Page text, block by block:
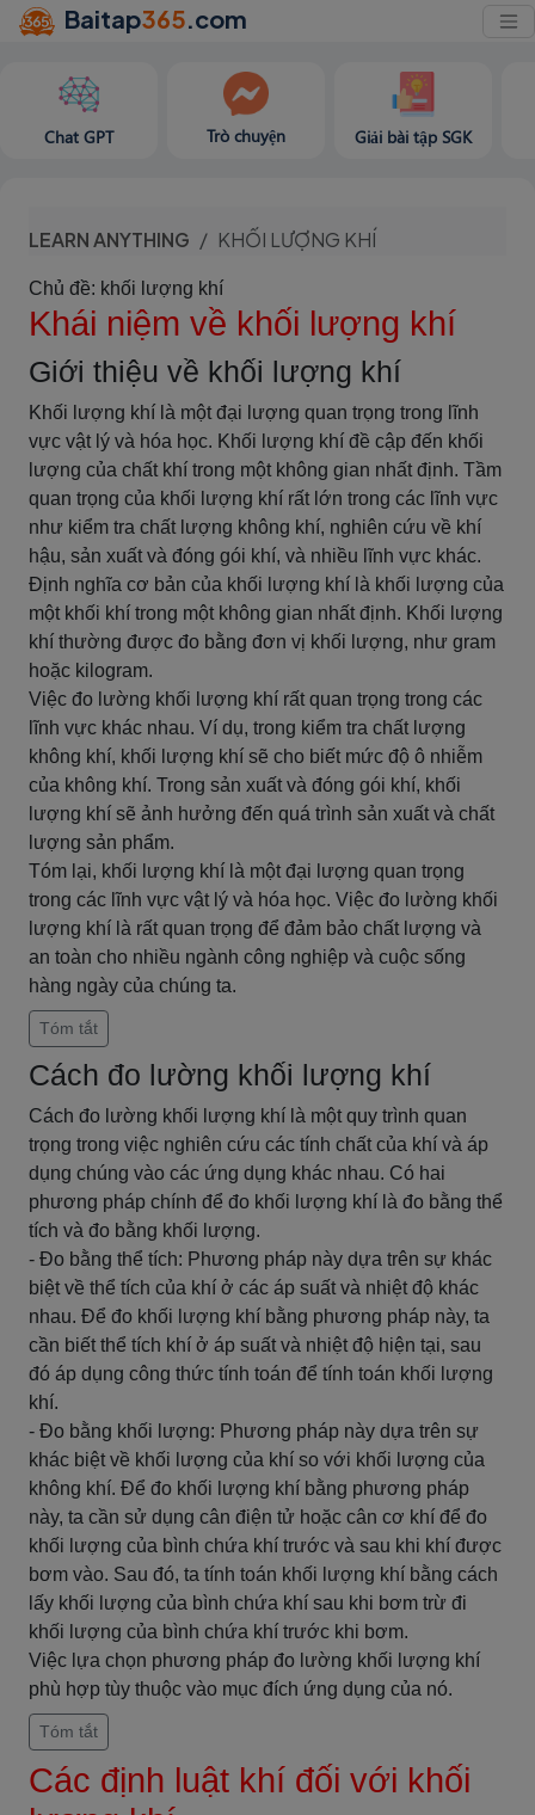
Baitap365.com
Chat GPT Trò chuyện Giải bài tập SGK
LEARN ANYTHING KHỐI LƯỢNG KHÍ
Chủ đề: khối lượng khí
Khái niệm về khối lượng khí
Giới thiệu về khối lượng khí
Khối lượng khí là một đại lượng quan trọng trong lĩnh
vực vật lý và hóa học. Khối lượng khí đề cập đến khối
lượng của chất khí trong một không gian nhất định. Tầm
quan trọng của khối lượng khí rất lớn trong các lĩnh vực
như kiểm tra chất lượng không khí, nghiên cứu về khí
hậu, sản xuất và đóng gói khí, và nhiều lĩnh vực khác.
Định nghĩa cơ bản của khối lượng khí là khối lượng của
một khối khí trong một không gian nhất định. Khối lượng
khí thường được đo bằng đơn vị khối lượng, như gram
hoặc kilogram.
Việc đo lường khối lượng khí rất quan trọng trong các
lĩnh vực khác nhau. Ví dụ, trong kiểm tra chất lượng
không khí, khối lượng khí sẽ cho biết mức độ ô nhiễm
của không khí. Trong sản xuất và đóng gói khí, khối
lượng khí sẽ ảnh hưởng đến quá trình sản xuất và chất
lượng sản phẩm.
Tóm lại, khối lượng khí là một đại lượng quan trọng
trong các lĩnh vực vật lý và hóa học. Việc đo lường khối
lượng khí là rất quan trọng để đảm bảo chất lượng và
an toàn cho nhiều ngành công nghiệp và cuộc sống
hàng ngày của chúng ta.
Tóm tắt
Cách đo lường khối lượng khí
Cách đo lường khối lượng khí là một quy trình quan
trọng trong việc nghiên cứu các tính chất của khí và áp
dụng chúng vào các ứng dụng khác nhau. Có hai
phương pháp chính để đo khối lượng khí là đo bằng thể
tích và đo bằng khối lượng.
- Đo bằng thể tích: Phương pháp này dựa trên sự khác
biệt về thể tích của khí ở các áp suất và nhiệt độ khác
nhau. Để đo khối lượng khí bằng phương pháp này, ta
cần biết thể tích khí ở áp suất và nhiệt độ hiện tại, sau
đó áp dụng công thức tính toán để tính toán khối lượng
khí.
- Đo bằng khối lượng: Phương pháp này dựa trên sự
khác biệt về khối lượng của khí so với khối lượng của
không khí. Để đo khối lượng khí bằng phương pháp
này, ta cần sử dụng cân điện tử hoặc cân cơ khí để đo
khối lượng của bình chứa khí trước và sau khi khí được
bơm vào. Sau đó, ta tính toán khối lượng khí bằng cách
lấy khối lượng của bình chứa khí sau khi bơm trừ đi
khối lượng của bình chứa khí trước khi bơm.
Việc lựa chọn phương pháp đo lường khối lượng khí
phù hợp tùy thuộc vào mục đích ứng dụng của nó.
Tóm tắt
Các định luật khí đối với khối